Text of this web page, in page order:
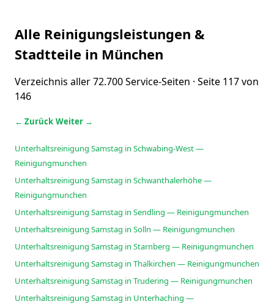
Alle Reinigungsleistungen &
Stadtteile in München
Verzeichnis aller 72.700 Service-Seiten · Seite 117 von
146
← Zurück Weiter →
Unterhaltsreinigung Samstag in Schwabing-West —
Reinigungmunchen
Unterhaltsreinigung Samstag in Schwanthalerhöhe —
Reinigungmunchen
Unterhaltsreinigung Samstag in Sendling — Reinigungmunchen
Unterhaltsreinigung Samstag in Solln — Reinigungmunchen
Unterhaltsreinigung Samstag in Starnberg — Reinigungmunchen
Unterhaltsreinigung Samstag in Thalkirchen — Reinigungmunchen
Unterhaltsreinigung Samstag in Trudering — Reinigungmunchen
Unterhaltsreinigung Samstag in Unterhaching —